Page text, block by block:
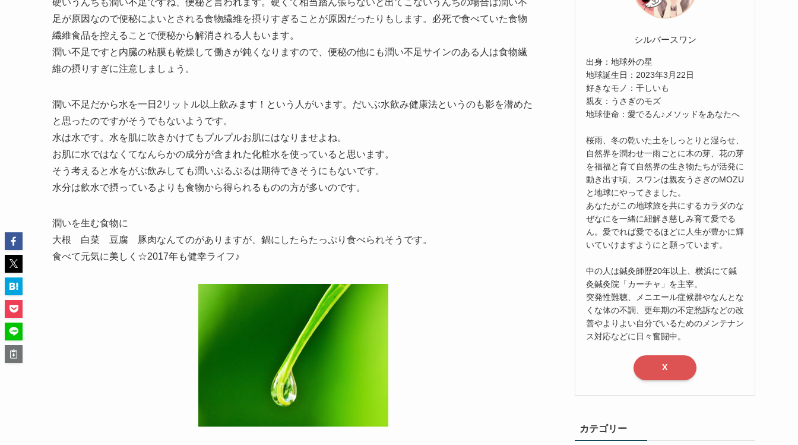
硬いうんちも潤い不足ですね、便秘と言われます。硬くて相当踏ん張らないと出てこないうんちの場合は潤い不
足が原因なので便秘によいとされる食物繊維を摂りすぎることが原因だったりもします。必死で食べていた食物
繊維食品を控えることで便秘から解消される人もいます。
潤い不足ですと内臓の粘膜も乾燥して働きが鈍くなりますので、便秘の他にも潤い不足サインのある人は食物繊
維の摂りすぎに注意しましょう。
潤い不足だから水を一日2リットル以上飲みます！という人がいます。だいぶ水飲み健康法というのも影を潜めた
と思ったのですがそうでもないようです。
水は水です。水を肌に吹きかけてもプルプルお肌にはなりませよね。
お肌に水ではなくてなんらかの成分が含まれた化粧水を使っていると思います。
そう考えると水をがぶ飲みしても潤いぷるぷるは期待できそうにもないです。
水分は飲水で摂っているよりも食物から得られるものの方が多いのです。
潤いを生む食物に
大根 白菜 豆腐 豚肉なんてのがありますが、鍋にしたらたっぷり食べられそうです。
食べて元気に美しく☆2017年も健幸ライフ♪
シルバースワン
出身：地球外の星
地球誕生日：2023年3月22日
好きなモノ：干しいも
親友：うさぎのモズ
地球使命：愛でるん♪メソッドをあなたへ
桜雨、冬の乾いた土をしっとりと湿らせ、
自然界を潤わせ一雨ごとに木の芽、花の芽
を福福と育て自然界の生き物たちが活発に
動き出す頃、スワンは親友うさぎのMOZU
と地球にやってきました。
あなたがこの地球旅を共にするカラダのな
ぜなにを一緒に紐解き慈しみ育て愛でる
ん。愛でれば愛でるほどに人生が豊かに輝
いていけますようにと願っています。
中の人は鍼灸師歴20年以上、横浜にて鍼
灸鍼灸院「カーチャ」を主宰。
突発性難聴、メニエール症候群やなんとな
くな体の不調、更年期の不定愁訴などの改
善やよりよい自分でいるためのメンテナン
ス対応などに日々奮闘中。
X
カテゴリー